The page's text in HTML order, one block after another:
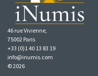
46 rue Vivienne,
75002 Paris
+33 (0)1 40 13 83 19
info@inumis.com
© 2026